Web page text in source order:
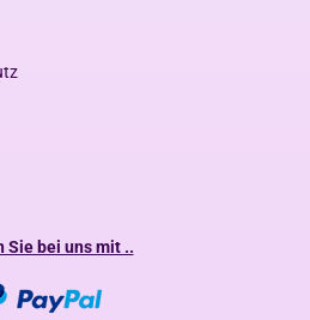
Sie bei uns mit ..